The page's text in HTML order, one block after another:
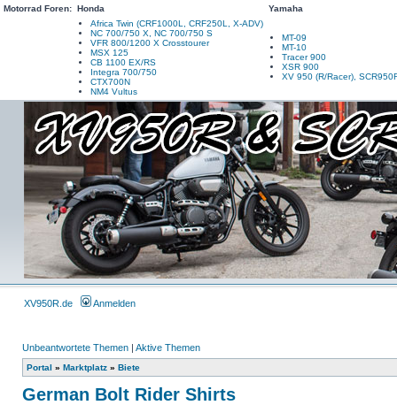
Motorrad Foren: Honda
Yamaha
Africa Twin (CRF1000L, CRF250L, X-ADV)
NC 700/750 X, NC 700/750 S
VFR 800/1200 X Crosstourer
MSX 125
CB 1100 EX/RS
Integra 700/750
CTX700N
NM4 Vultus
MT-09
MT-10
Tracer 900
XSR 900
XV 950 (R/Racer),
XV950R.de Anmelden
Unbeantwortete Themen | Aktive Themen
Portal » Marktplatz » Biete
German Bolt Rider Shirts